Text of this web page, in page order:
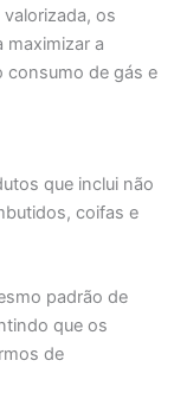
os
maximizar a
consumo de gás e
que inclui não
coifas e
padrão de
que os
de